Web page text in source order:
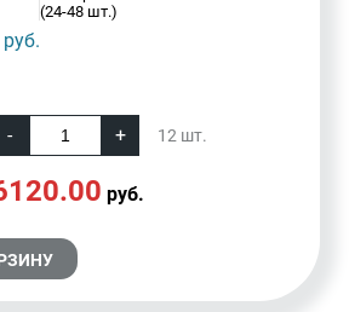
(24-48 шт.)
руб.
12 шт.
руб.